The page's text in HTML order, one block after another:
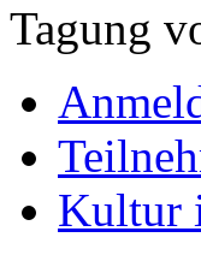
Tagung
Kultur